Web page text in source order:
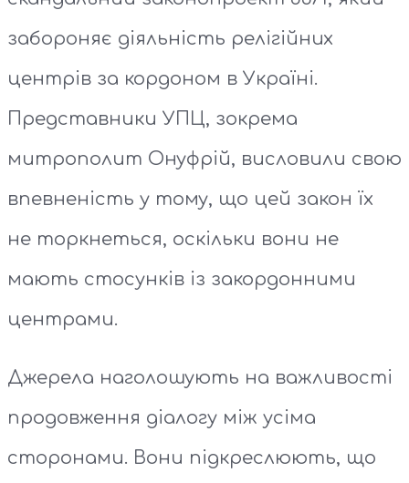
забороняє діяльність релігійних
центрів за кордоном в Україні.
Представники УПЦ, зокрема
митрополит Онуфрій, висловили свою
впевненість у тому, що цей закон їх
не торкнеться, оскільки вони не
мають стосунків із закордонними
центрами.
Джерела наголошують на важливості
продовження діалогу між усіма
сторонами. Вони підкреслюють, що